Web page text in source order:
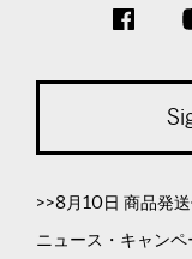
>>8月10日 商品発
ニュース・キャンペ